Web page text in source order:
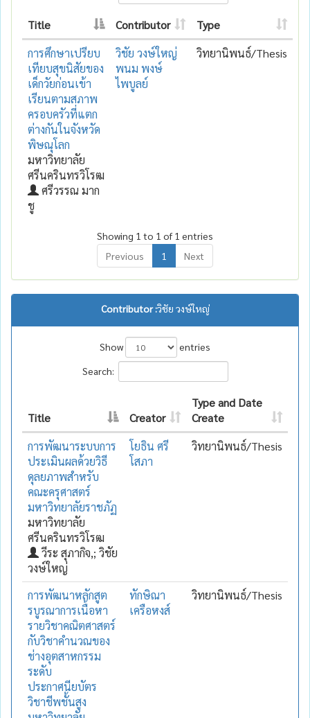
Title Contributor
Type
การศึกษาเปรียบ
เทียบสุขนิสัยของ
เด็กวัยก่อนเข้า
เรียนตามสภาพ
ครอบครัวที่แตก
ต่างกันในจังหวัด
พิษณุโลก
มหาวิทยาลัย
ศรีนครินทรวิโรฒ
ศรีวรรณ มาก
ชู
วิชัย วงษ์ใหญ่
พนม พงษ์
ไพบูลย์
วิทยานิพนธ์/Thesis
Showing 1 to 1 of 1 entries
Previous
1 Next
Contributor :วิชัย วงษ์ใหญ่
Show
entries
Search:
Title Creator
Type and Date
Create
การพัฒนาระบบการ
ประเมินผลด้วยวิธี
ดุลยภาพสำหรับ
คณะครุศาสตร์
มหาวิทยาลัยราชภัฏ
มหาวิทยาลัย
ศรีนครินทรวิโรฒ
วีระ สุภากิจ,; วิชัย
วงษ์ใหญ่
โยธิน ศรี
โสภา
วิทยานิพนธ์/Thesis
การพัฒนาหลักสูต
รบูรณาการเนื้อหา
รายวิชาคณิตศาสตร์
กับวิชาคำนวณของ
ช่างอุตสาหกรรม
ระดับ
ประกาศนียบัตร
วิชาชีพชั้นสูง
ทักษิณา
เครือหงส์
วิทยานิพนธ์/Thesis